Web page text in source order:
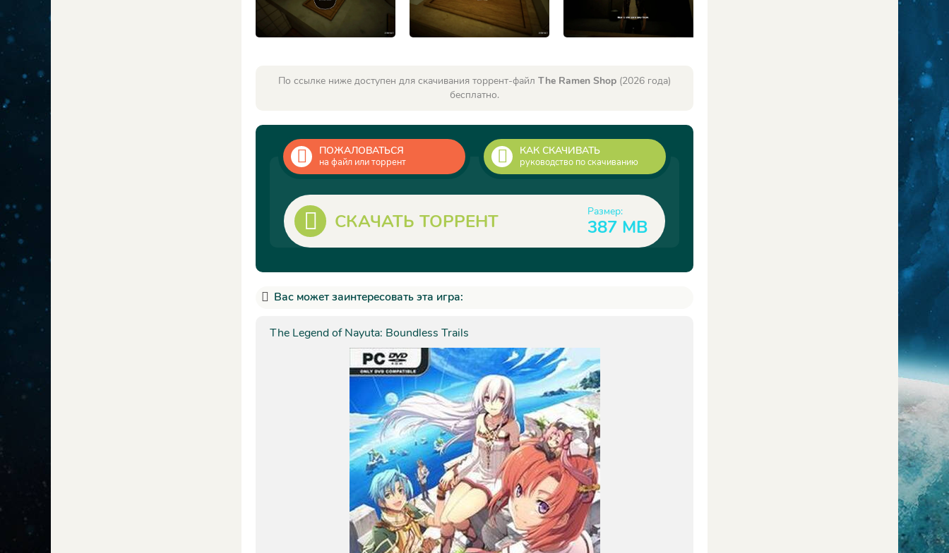
По ссылке ниже доступен для скачивания торрент-файл The Ramen Shop (2026 года)
бесплатно.
ПОЖАЛОВАТЬСЯ
на файл или торрент
КАК СКАЧИВАТЬ
руководство по скачиванию
СКАЧАТЬ ТОРРЕНТ Размер:
387 MB
Вас может заинтересовать эта игра:
The Legend of Nayuta: Boundless Trails